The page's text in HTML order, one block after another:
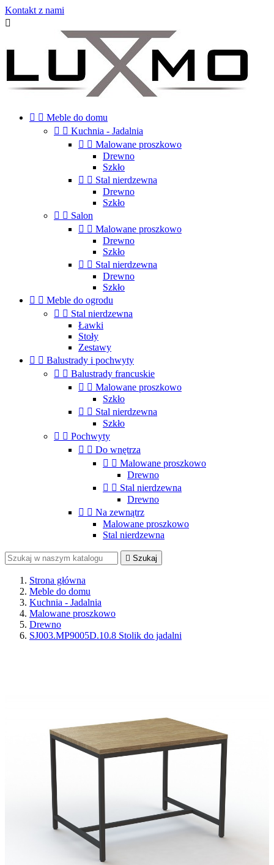
Kontakt z nami

  Meble do domu
  Kuchnia - Jadalnia
  Malowane proszkowo
Drewno
Szkło
  Stal nierdzewna
Drewno
Szkło
  Salon
  Malowane proszkowo
Drewno
Szkło
  Stal nierdzewna
Drewno
Szkło
  Meble do ogrodu
  Stal nierdzewna
Ławki
Stoły
Zestawy
  Balustrady i pochwyty
  Balustrady francuskie
  Malowane proszkowo
Szkło
  Stal nierdzewna
Szkło
  Pochwyty
  Do wnętrza
  Malowane proszkowo
Drewno
  Stal nierdzewna
Drewno
  Na zewnątrz
Malowane proszkowo
Stal nierdzewna
 Szukaj
Strona główna
Meble do domu
Kuchnia - Jadalnia
Malowane proszkowo
Drewno
SJ003.MP9005D.10.8 Stolik do jadalni